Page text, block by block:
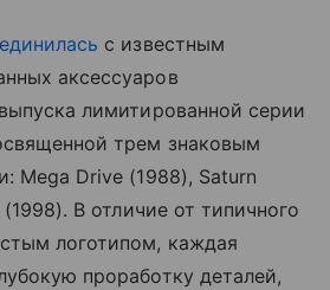
с известным
аксессуаров
лимитированной серии
трем знаковым
Mega Drive (1988), Saturn
В отличие от типичного
логотипом, каждая
проработку деталей,